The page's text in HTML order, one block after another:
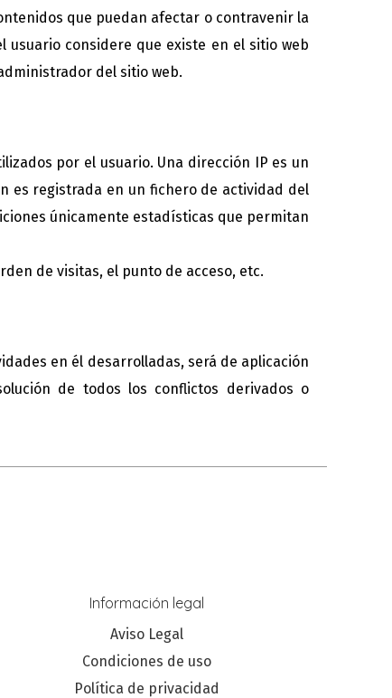
que puedan afectar o contravenir la
usuario considere que existe en el sitio web
del sitio web.
por el usuario. Una dirección IP es un
es registrada en un fichero de actividad del
únicamente estadísticas que permitan
de visitas, el punto de acceso, etc.
en él desarrolladas, será de aplicación
de todos los conflictos derivados o
Información legal
Aviso Legal
Condiciones de uso
Política de privacidad